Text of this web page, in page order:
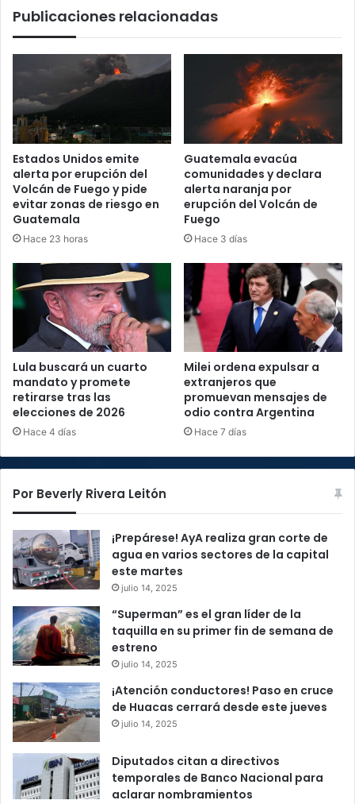
Publicaciones relacionadas
Estados Unidos emite
alerta por erupción del
Volcán de Fuego y pide
evitar zonas de riesgo en
Guatemala
Hace 23 horas
Guatemala evacúa
comunidades y declara
alerta naranja por
erupción del Volcán de
Fuego
Hace 3 días
Lula buscará un cuarto
mandato y promete
retirarse tras las
elecciones de 2026
Hace 4 días
Milei ordena expulsar a
extranjeros que
promuevan mensajes de
odio contra Argentina
Hace 7 días
Por Beverly Rivera Leitón
¡Prepárese! AyA realiza gran corte de
agua en varios sectores de la capital
este martes
julio 14, 2025
“Superman” es el gran líder de la
taquilla en su primer fin de semana de
estreno
julio 14, 2025
¡Atención conductores! Paso en cruce
de Huacas cerrará desde este jueves
julio 14, 2025
Diputados citan a directivos
temporales de Banco Nacional para
aclarar nombramientos